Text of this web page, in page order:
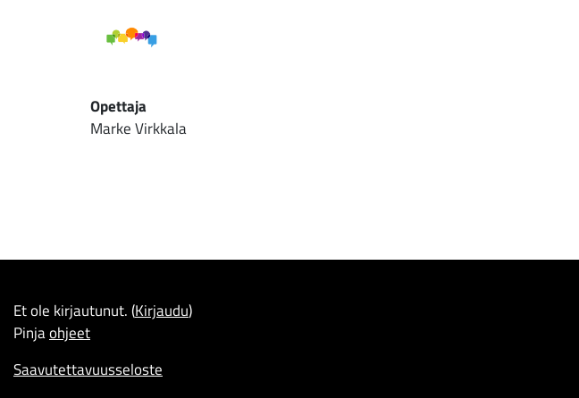
Opettaja
Marke Virkkala
Et ole kirjautunut. (Kirjaudu)
Pinjaohjeet
Saavutettavuusseloste